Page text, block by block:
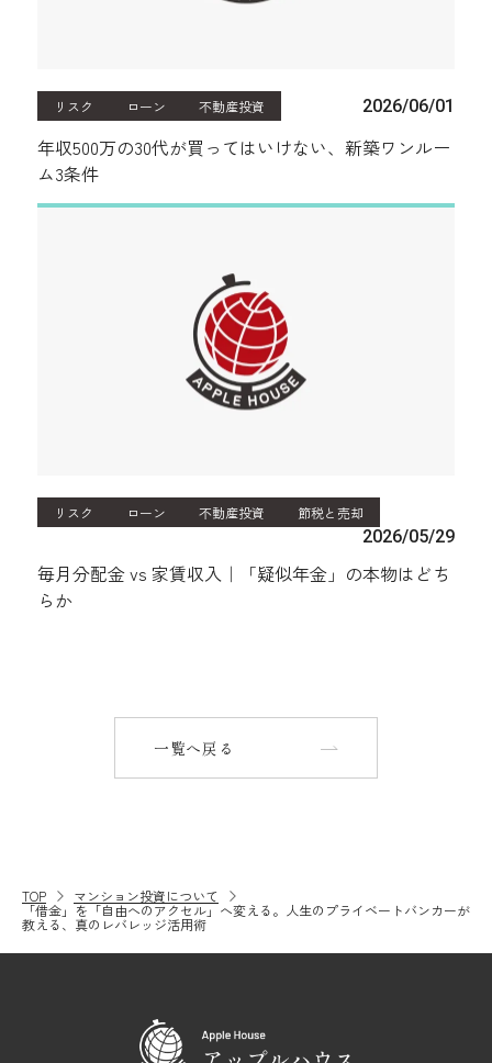
リスク ローン 不動産投資 2026/06/01
年収500万の30代が買ってはいけない、新築ワンルー
ム3条件
リスク ローン 不動産投資 節税と売却
2026/05/29
毎月分配金 vs 家賃収入｜「疑似年金」の本物はどち
らか
一覧へ戻る
TOP マンション投資について
「借金」を「自由へのアクセル」へ変える。人生のプライベートバンカーが
教える、真のレバレッジ活用術